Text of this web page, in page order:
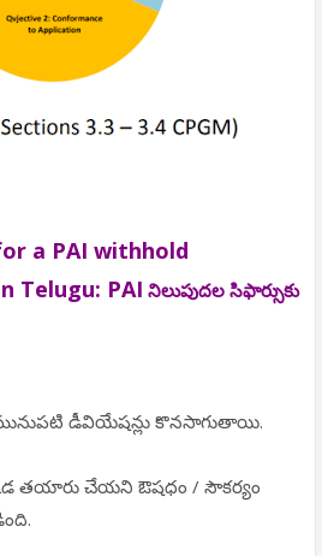
a PAI withhold
Telugu: PAI నిలుపుదల సిఫార్సుకు
డీవియేషన్లు కొనసాగుతాయి.
తయారు చేయని ఔషధం / సౌకర్యం